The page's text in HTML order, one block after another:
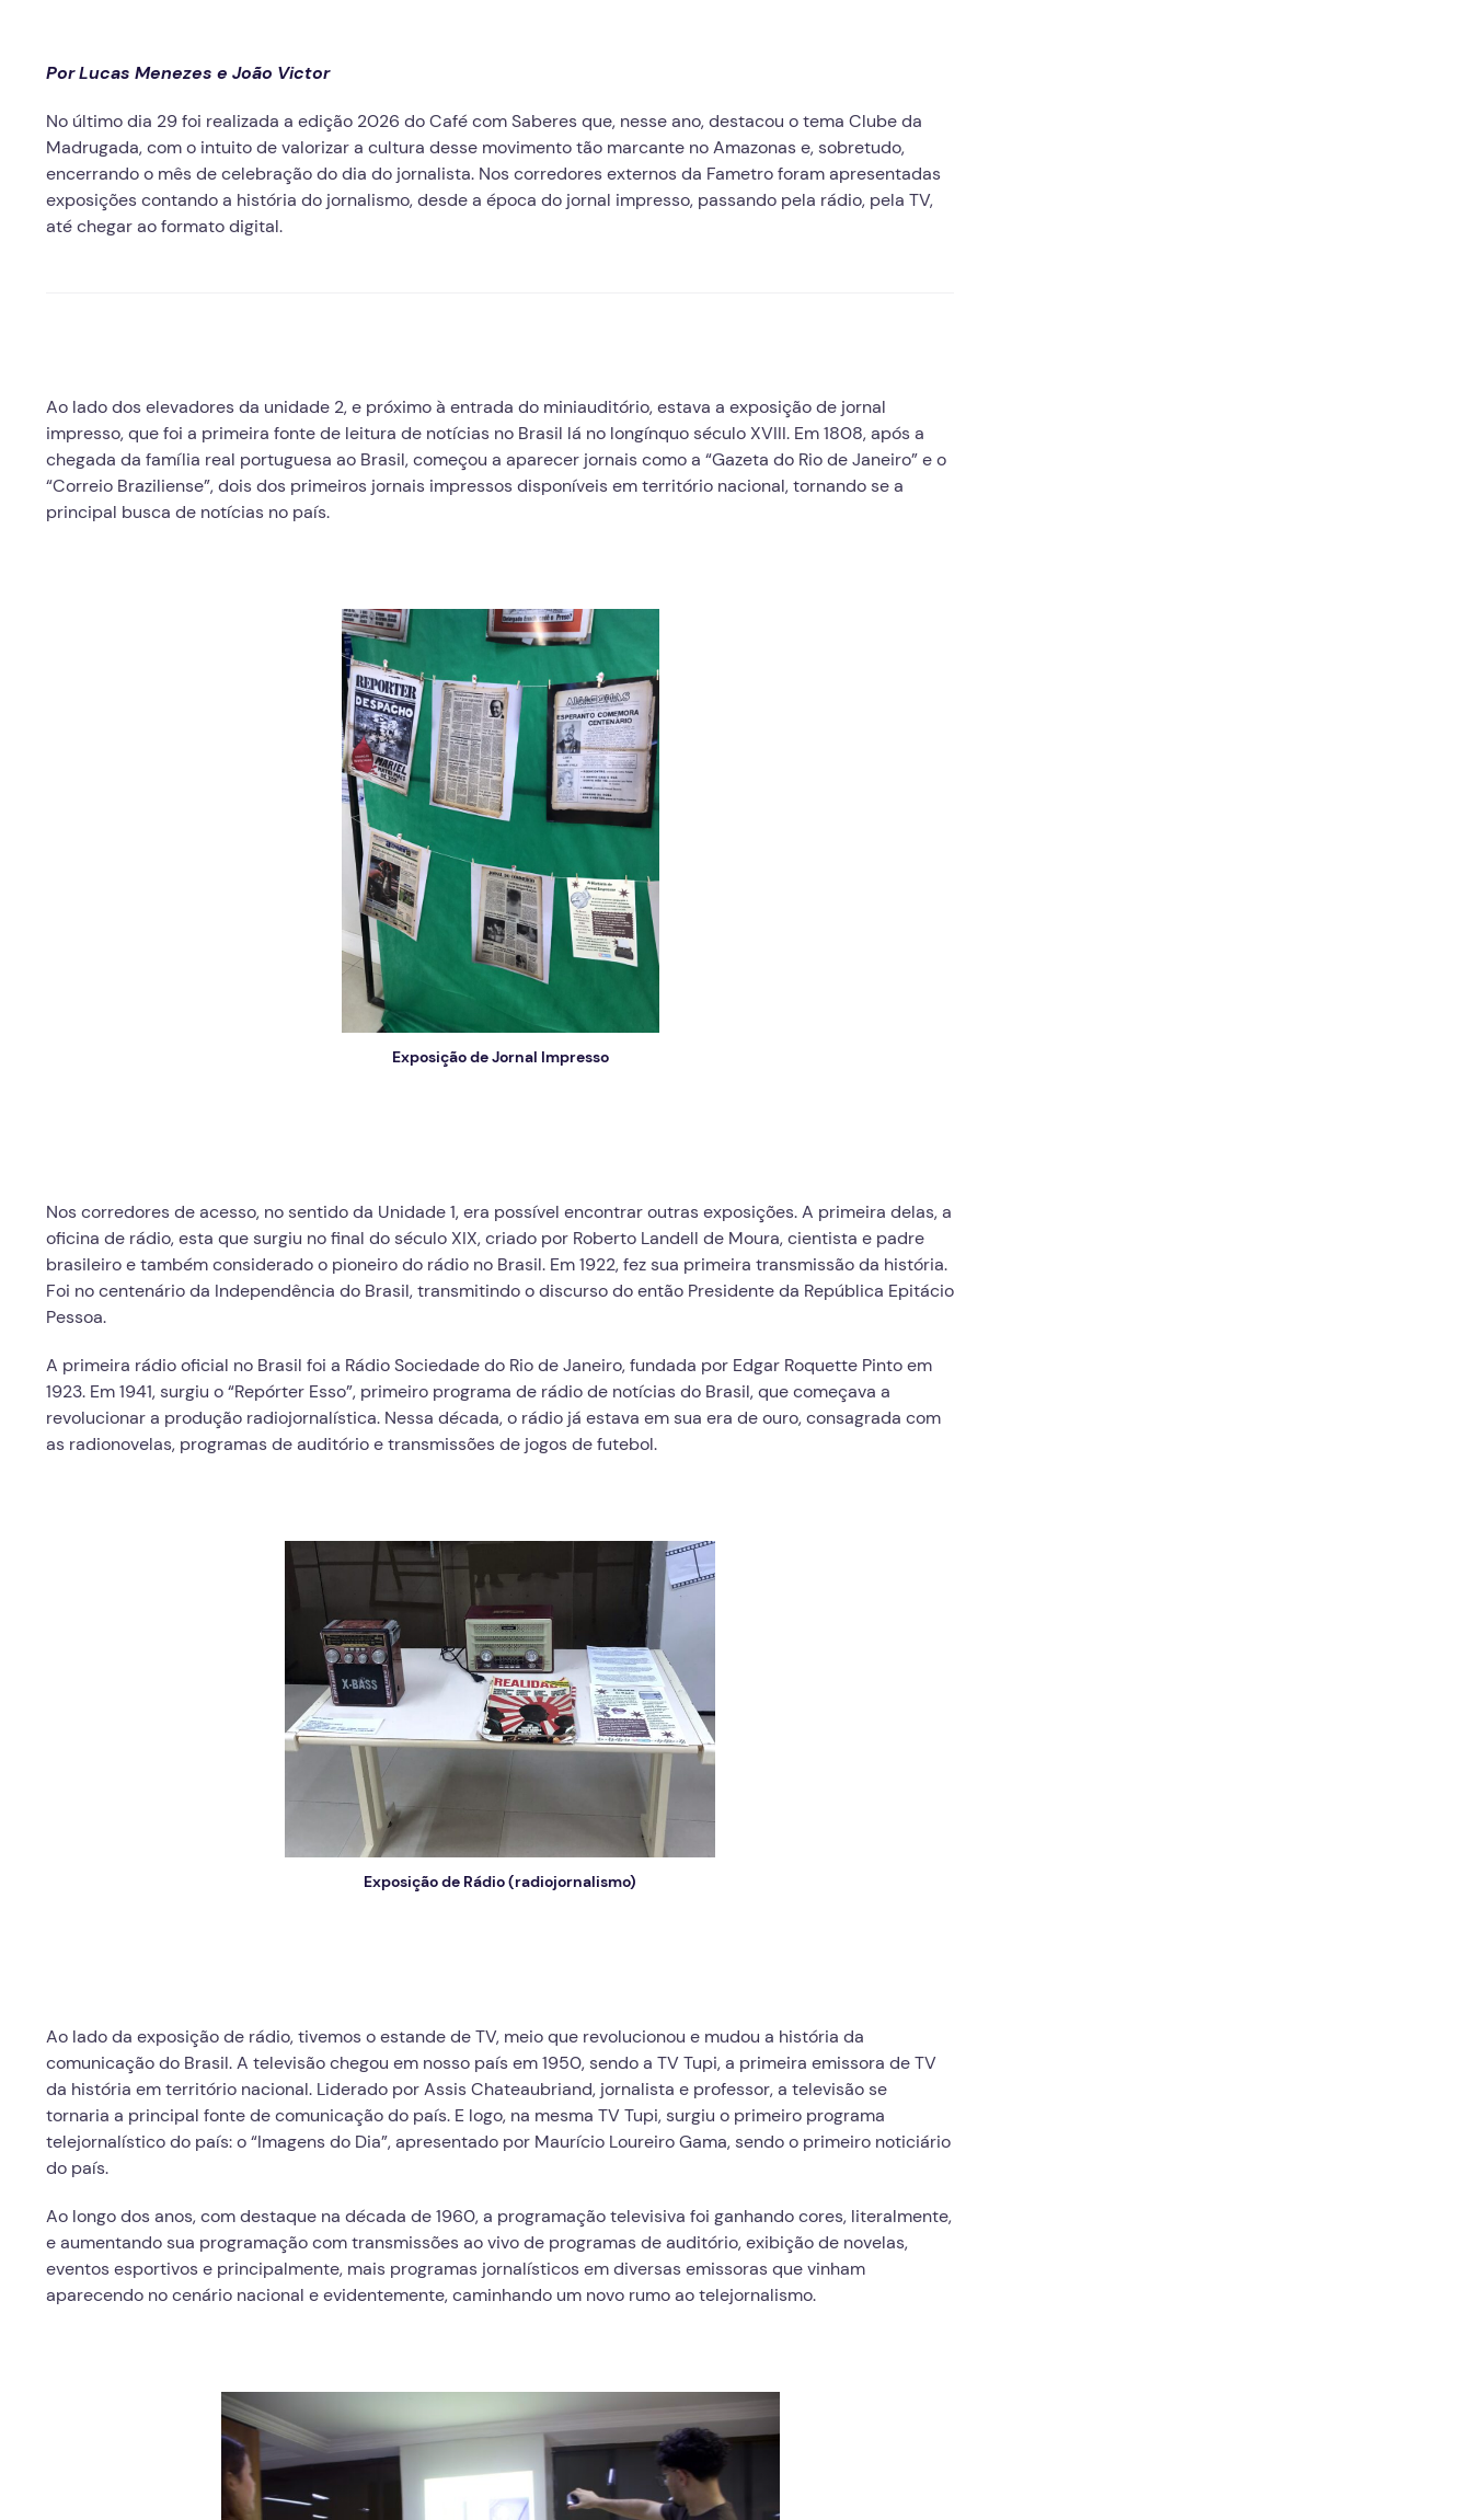
Por Lucas Menezes e João Victor
No último dia 29 foi realizada a edição 2026 do Café com Saberes que, nesse ano, destacou o tema Clube da
Madrugada, com o intuito de valorizar a cultura desse movimento tão marcante no Amazonas e, sobretudo,
encerrando o mês de celebração do dia do jornalista. Nos corredores externos da Fametro foram apresentadas
exposições contando a história do jornalismo, desde a época do jornal impresso, passando pela rádio, pela TV,
até chegar ao formato digital.
Ao lado dos elevadores da unidade 2, e próximo à entrada do miniauditório, estava a exposição de jornal
impresso, que foi a primeira fonte de leitura de notícias no Brasil lá no longínquo século XVIII. Em 1808, após a
chegada da família real portuguesa ao Brasil, começou a aparecer jornais como a “Gazeta do Rio de Janeiro” e o
“Correio Braziliense”, dois dos primeiros jornais impressos disponíveis em território nacional, tornando se a
principal busca de notícias no país.
Exposição de Jornal Impresso
Nos corredores de acesso, no sentido da Unidade 1, era possível encontrar outras exposições. A primeira delas, a
oficina de rádio, esta que surgiu no final do século XIX, criado por Roberto Landell de Moura, cientista e padre
brasileiro e também considerado o pioneiro do rádio no Brasil. Em 1922, fez sua primeira transmissão da história.
Foi no centenário da Independência do Brasil, transmitindo o discurso do então Presidente da República Epitácio
Pessoa.
A primeira rádio oficial no Brasil foi a Rádio Sociedade do Rio de Janeiro, fundada por Edgar Roquette Pinto em
1923. Em 1941, surgiu o “Repórter Esso”, primeiro programa de rádio de notícias do Brasil, que começava a
revolucionar a produção radiojornalística. Nessa década, o rádio já estava em sua era de ouro, consagrada com
as radionovelas, programas de auditório e transmissões de jogos de futebol.
Exposição de Rádio (radiojornalismo)
Ao lado da exposição de rádio, tivemos o estande de TV, meio que revolucionou e mudou a história da
comunicação do Brasil. A televisão chegou em nosso país em 1950, sendo a TV Tupi, a primeira emissora de TV
da história em território nacional. Liderado por Assis Chateaubriand, jornalista e professor, a televisão se
tornaria a principal fonte de comunicação do país. E logo, na mesma TV Tupi, surgiu o primeiro programa
telejornalístico do país: o “Imagens do Dia”, apresentado por Maurício Loureiro Gama, sendo o primeiro noticiário
do país.
Ao longo dos anos, com destaque na década de 1960, a programação televisiva foi ganhando cores, literalmente,
e aumentando sua programação com transmissões ao vivo de programas de auditório, exibição de novelas,
eventos esportivos e principalmente, mais programas jornalísticos em diversas emissoras que vinham
aparecendo no cenário nacional e evidentemente, caminhando um novo rumo ao telejornalismo.